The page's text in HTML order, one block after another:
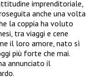
imprenditoriale,
anche una volta
la coppia ha voluto
tra viaggi e cene
il loro amore, nato sì
più forte che mai.
annunciato il